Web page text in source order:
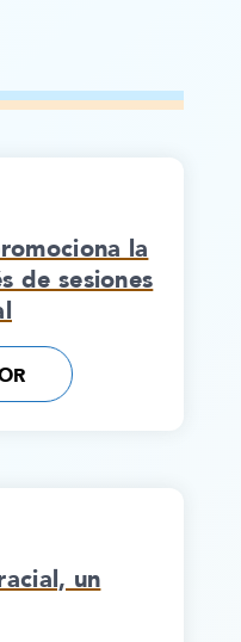
la
de sesiones
un